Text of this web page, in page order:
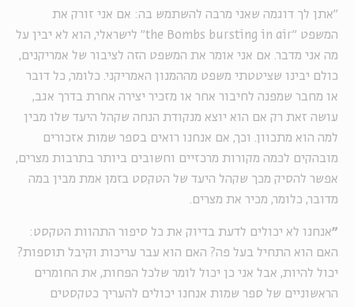
"אתן לך דוגמה שאני מרבה להשתמש בה: אם אני זורק את
המשפט "the Bombs bursting in air" לישראלי, הוא לא יבין על
מה אני מדבר. אם אני אומר את המשפט הזה לציבור של אמריקנים,
כולם יבינו שציטטתי משפט מההמנון האמריקני. כלומר, כל דובר
או מחבר שמפנה לחיבור אחר או מזכיר יצירה אחרת בדרך אגב,
עושה זאת רק אם הוא יוצא מנקודת הנחה שקהל היעד שלו מבין
למה הוא מתכוון. וכך, אם אנחנו רואים בספר שמות אזכורים
מובהקים לכמה מקורות מרכזיים וחשובים ביותר בתרבות מצרים,
אפשר להסיק מכך שקהל היעד של הטקסט בזמן אמת מבין במה
מדובר, כלומר, מכיר את מצרים.
"אנחנו לא יכולים לדעת בדיוק את כל סיפור התהוות הטקסט:
האם הוא התחיל בעל פה? האם הוא עבר עריכות וקיבל תוספות?
יכול להיות, אבל אני כן יכול לומר שלכל הפחות, את החומרים
הראשוניים של ספר שמות אנחנו יכולים להעריך כטקסטים